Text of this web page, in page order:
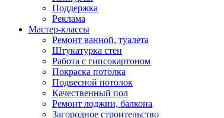
Поддержка
Реклама
Мастер-классы
Ремонт ванной, туалета
Штукатурка стен
Работа с гипсокартоном
Покраска потолка
Подвесной потолок
Качественный пол
Ремонт лоджии, балкона
Загородное строительство